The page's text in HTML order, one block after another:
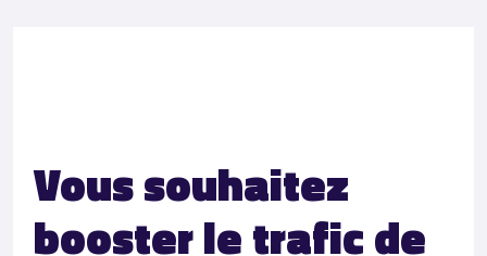
Vous souhaitez
booster le trafic de